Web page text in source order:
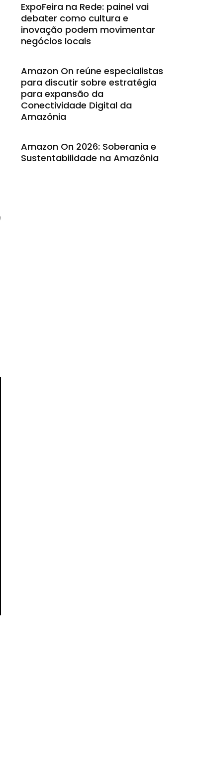
ExpoFeira na Rede: painel vai
debater como cultura e
inovação podem movimentar
negócios locais
Amazon On reúne especialistas
para discutir sobre estratégia
para expansão da
Conectividade Digital da
Amazônia
Amazon On 2026: Soberania e
Sustentabilidade na Amazônia